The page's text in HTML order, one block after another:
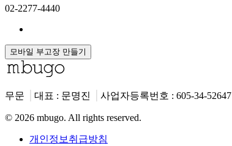
02-2277-4440
모바일 부고장 만들기
무문 대표 : 문명진 사업자등록번호 : 605-34-52647
© 2026 mbugo. All rights reserved.
개인정보취급방침